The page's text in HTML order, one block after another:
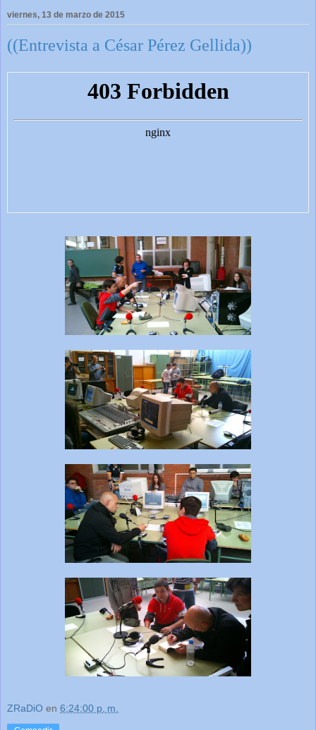
viernes, 13 de marzo de 2015
((Entrevista a César Pérez Gellida))
ZRaDiO en 6:24:00 p. m.